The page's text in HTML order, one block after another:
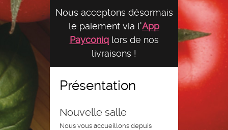
Nous acceptons désormais
le paiement via l'App
Payconiqlors de nos
livraisons !
Présentation
Nouvelle salle
Nous vous accueillons depuis